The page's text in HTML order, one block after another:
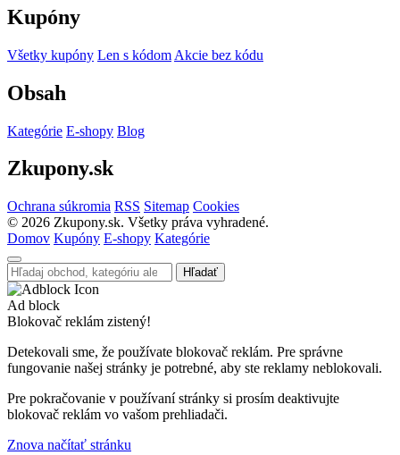
Kupóny
Všetky kupóny Len s kódom Akcie bez kódu
Obsah
Kategórie E-shopy Blog
Zkupony.sk
Ochrana súkromia RSS Sitemap Cookies
© 2026 Zkupony.sk. Všetky práva vyhradené.
Domov Kupóny E-shopy Kategórie
Hľadať
Ad block
Blokovač reklám zistený!
Detekovali sme, že používate blokovač reklám. Pre správne
fungovanie našej stránky je potrebné, aby ste reklamy neblokovali.
Pre pokračovanie v používaní stránky si prosím deaktivujte
blokovač reklám vo vašom prehliadači.
Znova načítať stránku